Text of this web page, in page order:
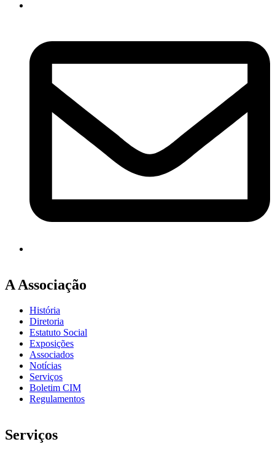
A Associação
História
Diretoria
Estatuto Social
Exposições
Associados
Notícias
Serviços
Boletim CIM
Regulamentos
Serviços